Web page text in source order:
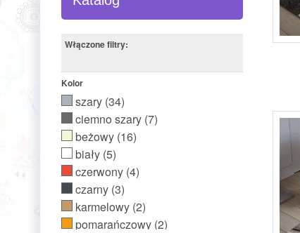
Włączone filtry:
Kolor
szary (34)
ciemno szary (7)
beżowy (16)
biały (5)
czerwony (4)
czarny (3)
karmelowy (2)
pomarańczowy (2)